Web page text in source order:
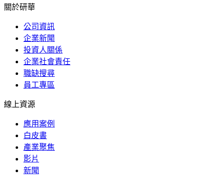
關於研華
公司資訊
企業新聞
投資人關係
企業社會責任
職缺搜尋
員工專區
線上資源
應用案例
白皮書
產業聚焦
影片
新聞